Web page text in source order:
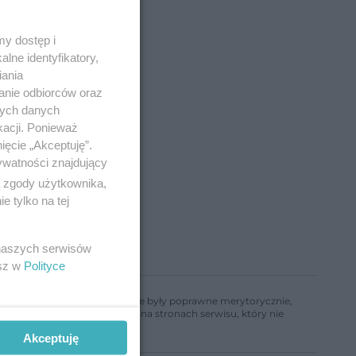
informacje w nim zawarte były poprawne merytorycznie,
informacji zamieszczonych na stronach serwisu, który nie
dostęp i
identyfikatory,
odbiorców oraz
danych
Ponieważ
„Akceptuję”.
znajdujący
użytkownika,
tylko na tej
serwisów
w Polityce
Akceptuję